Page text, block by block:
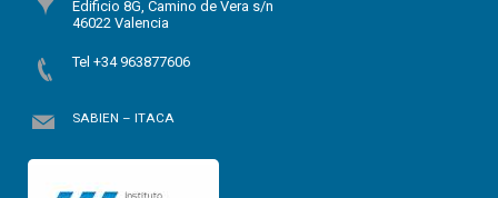
Edificio 8G, Camino de Vera s/n
46022 Valencia
Tel +34 963877606
SABIEN – ITACA